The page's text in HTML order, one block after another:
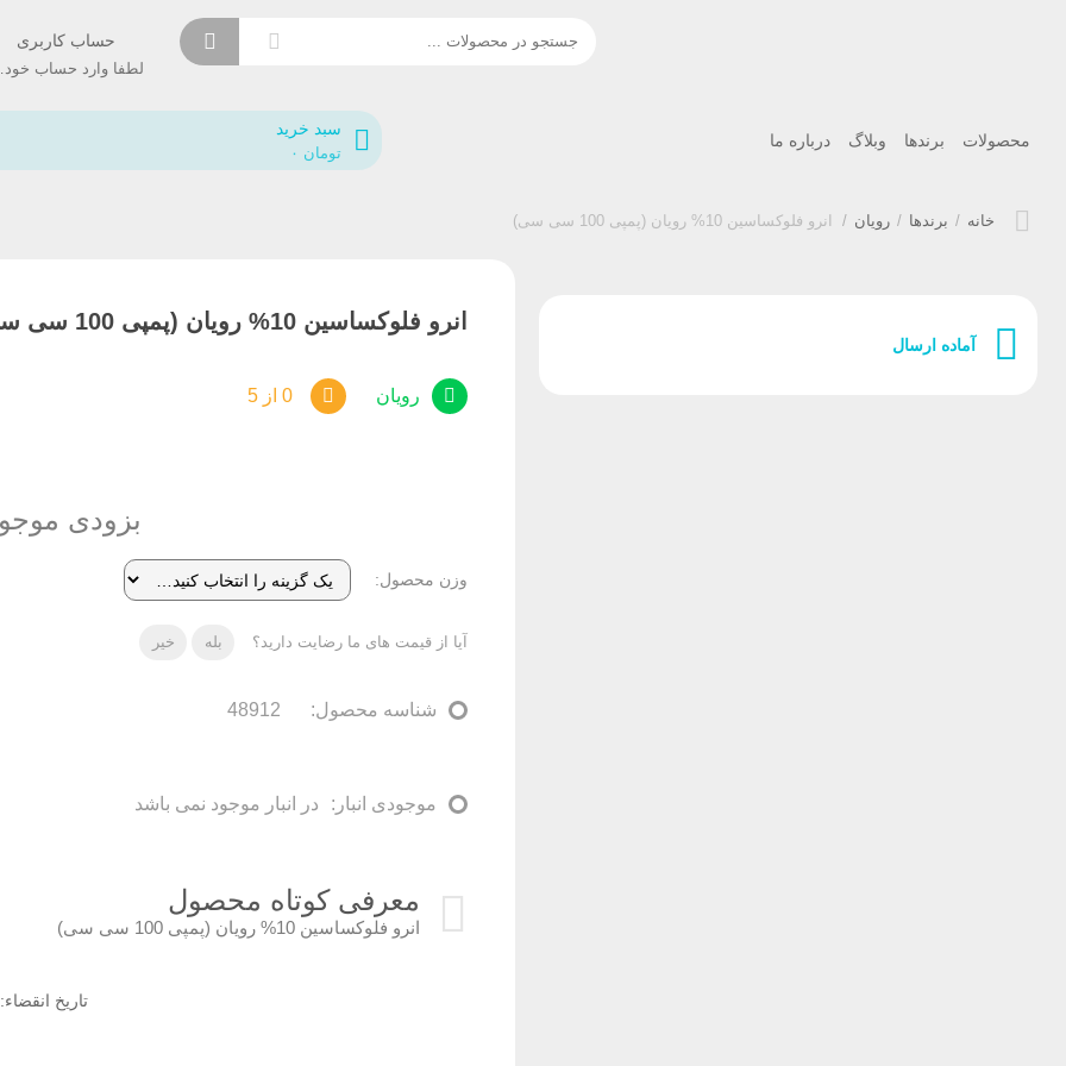
حساب کاربری
لطفا
محصولات برندها وبلاگ درباره ما
سبد خرید
۰ تومان
خانه / برندها / رویان / انرو فلوکساسین 10% رویان (پمپی 100 سی سی)
آماده ارسال
انرو فلوکساسین 10% رویان (پمپی 100 سی سی)
رویان 0 از 5
بزودی
وزن محصول
آیا از قیمت های ما رضایت دارید؟ بله خیر
شناسه محصول: 48912
موجودی انبار: در انبار موجود نمی باشد
معرفی کوتاه محصول
انرو فلوکساسین 10% رویان (پمپی 100 سی سی)
تاریخ انقضاء: 1404/